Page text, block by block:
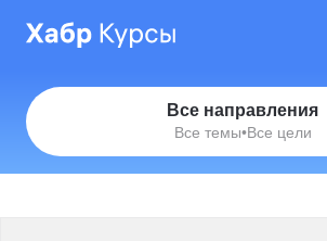
Все направления
Все темы•Все цели